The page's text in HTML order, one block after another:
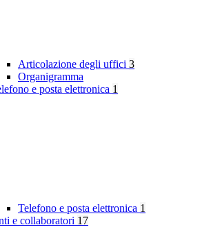
Articolazione degli uffici 3
Organigramma
e posta elettronica 1
Telefono e posta elettronica 1
e collaboratori 17